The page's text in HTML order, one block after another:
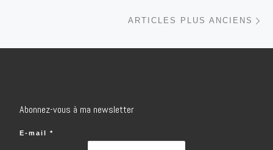
ARTICLES PLUS ANCIENS
Abonnez-vous à ma newsletter
E-mail *